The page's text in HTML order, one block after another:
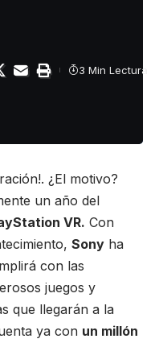
3 Min Lectura
¿El motivo?
un año del
VR. Con
Sony ha
con las
juegos y
que llegarán a la
ya con un millón